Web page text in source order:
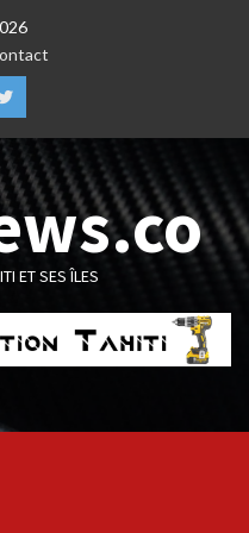
Twitter
ET SES ÎLES